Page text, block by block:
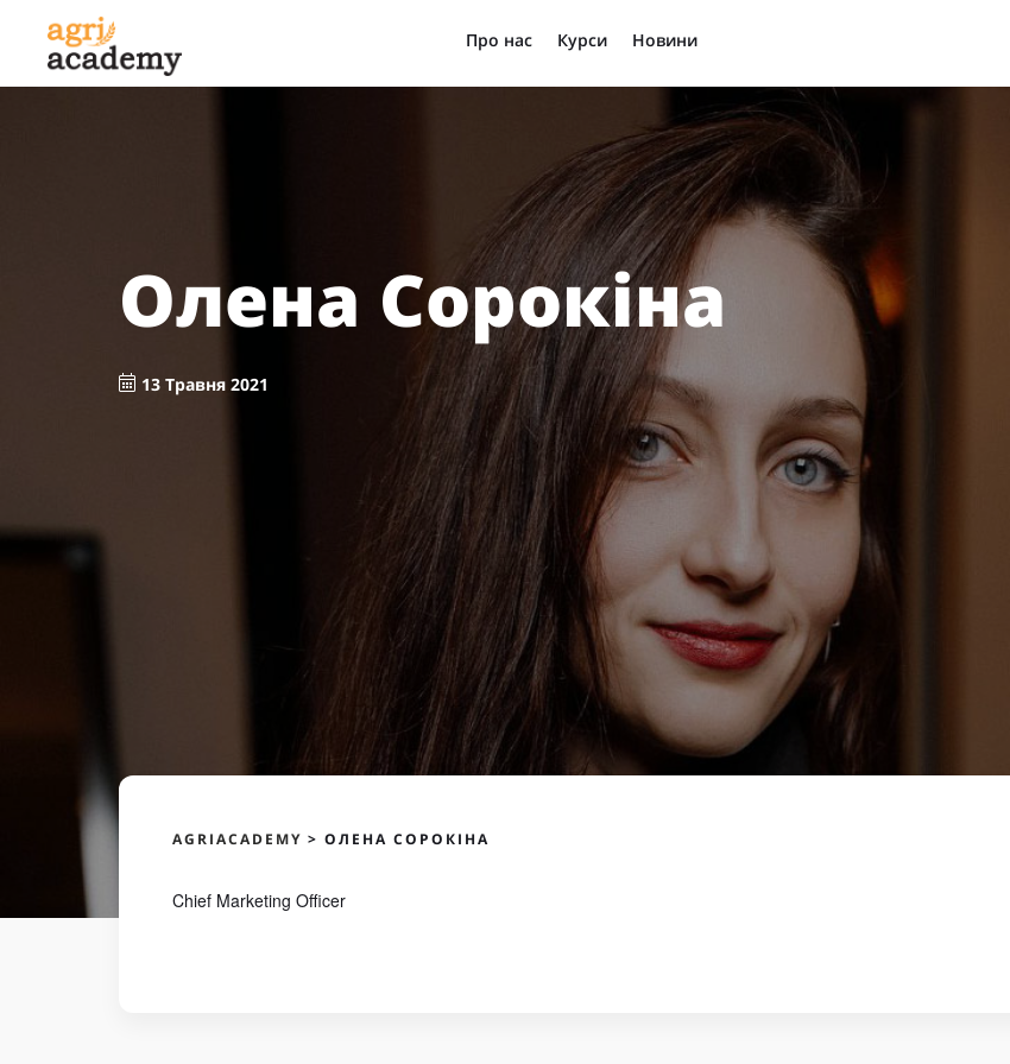
Про нас Курси Новини
Олена Сорокіна
13 Травня 2021
AGRIACADEMY > ОЛЕНА СОРОКІНА
Chief Marketing Officer